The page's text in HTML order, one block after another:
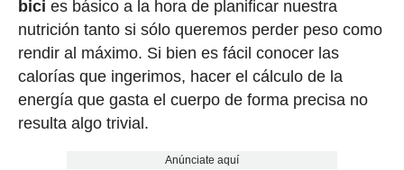
bici es básico a la hora de planificar nuestra
nutrición tanto si sólo queremos perder peso como
rendir al máximo. Si bien es fácil conocer las
calorías que ingerimos, hacer el cálculo de la
energía que gasta el cuerpo de forma precisa no
resulta algo trivial.
Anúnciate aquí